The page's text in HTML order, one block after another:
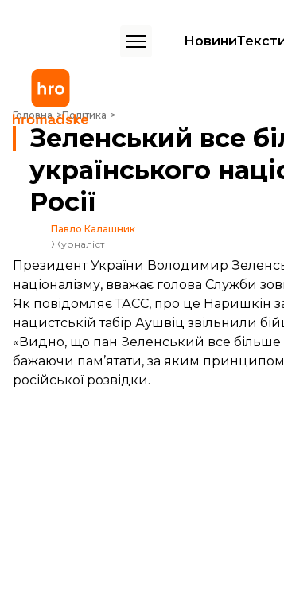
Новини
Головна Політика
Зеленський все більше «занурюється» в ідеї
Зеленський все
українського
Росії
Павло Калашник
Журналіст
Президент України Володимир
націоналізму, вважає голова Служби
Як повідомляєТАСС, про це Наришкін
нацистській табір Аушвіц звільнили
«Видно, що пан Зеленський все більше і
бажаючи пам’ятати, за яким принципом
російської розвідки.